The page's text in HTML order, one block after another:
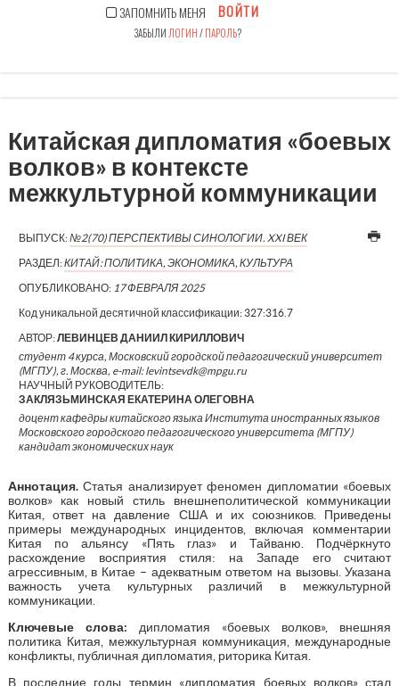
ЗАПОМНИТЬ МЕНЯ ВОЙТИ
ЗАБЫЛИ ЛОГИН/ПАРОЛЬ?
Китайская дипломатия «боевых
волков» в контексте
межкультурной коммуникации
ВЫПУСК:№2(70) ПЕРСПЕКТИВЫ СИНОЛОГИИ. XXI ВЕК
РАЗДЕЛ:КИТАЙ: ПОЛИТИКА, ЭКОНОМИКА, КУЛЬТУРА
ОПУБЛИКОВАНО: 17 ФЕВРАЛЯ 2025
Код уникальной десятичной классификации: 327:316.7
АВТОР:ЛЕВИНЦЕВ ДАНИИЛ КИРИЛЛОВИЧ
студент 4 курса, Московский городской педагогический университет
(МГПУ), г. Москва, e-mail: levintsevdk@mpgu.ru
НАУЧНЫЙ РУКОВОДИТЕЛЬ:
ЗАКЛЯЗЬМИНСКАЯ ЕКАТЕРИНА ОЛЕГОВНА
доцент кафедры китайского языка Института иностранных языков
Московского городского педагогического университета (МГПУ)
кандидат экономических наук
Аннотация.Статья анализирует феномен дипломатии «боевых
волков» как новый стиль внешнеполитической коммуникации
Китая, ответ на давление США и их союзников. Приведены
примеры международных инцидентов, включая комментарии
Китая по альянсу «Пять глаз» и Тайваню. Подчёркнуто
расхождение восприятия стиля: на Западе его считают
агрессивным, в Китае – адекватным ответом на вызовы. Указана
важность учета культурных различий в межкультурной
коммуникации.
Ключевые слова: дипломатия «боевых волков», внешняя
политика Китая, межкультурная коммуникация, международные
конфликты, публичная дипломатия, риторика Китая.
В последние годы термин «дипломатия боевых волков» стал